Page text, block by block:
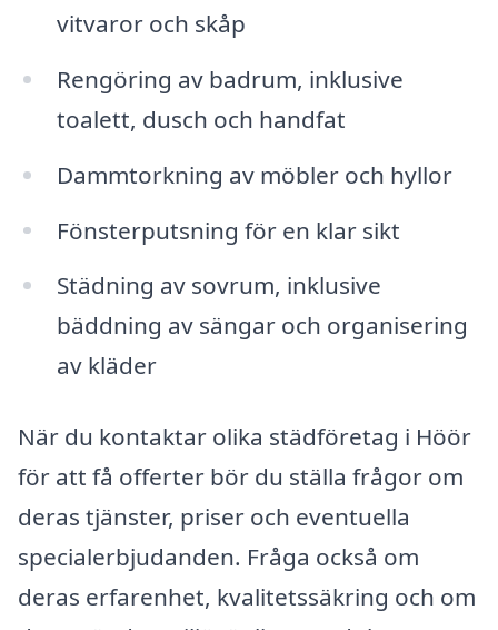
vitvaror och skåp
Rengöring av badrum, inklusive
toalett, dusch och handfat
Dammtorkning av möbler och hyllor
Fönsterputsning för en klar sikt
Städning av sovrum, inklusive
bäddning av sängar och organisering
av kläder
När du kontaktar olika städföretag i Höör
för att få offerter bör du ställa frågor om
deras tjänster, priser och eventuella
specialerbjudanden. Fråga också om
deras erfarenhet, kvalitetssäkring och om